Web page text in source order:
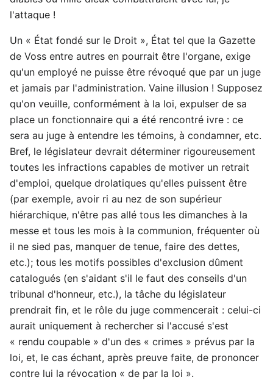
l'attaque !
Un « État fondé sur le Droit », État tel que la Gazette
de Voss entre autres en pourrait être l'organe, exige
qu'un employé ne puisse être révoqué que par un juge
et jamais par l'administration. Vaine illusion ! Supposez
qu'on veuille, conformément à la loi, expulser de sa
place un fonctionnaire qui a été rencontré ivre : ce
sera au juge à entendre les témoins, à condamner, etc.
Bref, le législateur devrait déterminer rigoureusement
toutes les infractions capables de motiver un retrait
d'emploi, quelque drolatiques qu'elles puissent être
(par exemple, avoir ri au nez de son supérieur
hiérarchique, n'être pas allé tous les dimanches à la
messe et tous les mois à la communion, fréquenter où
il ne sied pas, manquer de tenue, faire des dettes,
etc.); tous les motifs possibles d'exclusion dûment
catalogués (en s'aidant s'il le faut des conseils d'un
tribunal d'honneur, etc.), la tâche du législateur
prendrait fin, et le rôle du juge commencerait : celui-ci
aurait uniquement à rechercher si l'accusé s'est
« rendu coupable » d'un des « crimes » prévus par la
loi, et, le cas échant, après preuve faite, de prononcer
contre lui la révocation « de par la loi ».